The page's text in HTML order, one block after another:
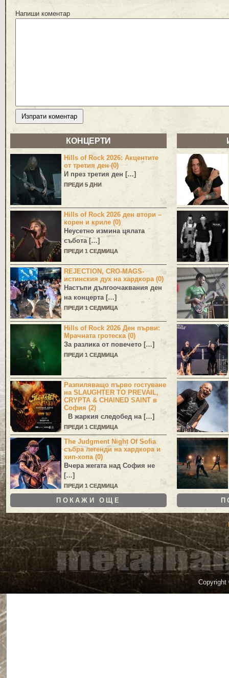
Напиши коментар
КОНЦЕРТИ
Hills of Rock 2026: Акцентите
от третия ден (0)
И през третия ден […]
ПРЕДИ 5 ДНИ
Hills of Rock 2026 ден втори –
корен и криле (0)
Неусетно измина цялата
събота […]
ПРЕДИ 1 СЕДМИЦА
REJECTION, CRO-MAGS-
истинския дух на хардкора (0)
Настъпи дългоочаквания ден
на концерта […]
ПРЕДИ 1 СЕДМИЦА
Hills of Rock 2026 Ден първи:
Мрачната гротеска (0)
За разлика от повечето […]
ПРЕДИ 1 СЕДМИЦА
Разпиляващо първо гостуване
на SLAUGHTER TO PREVAIL,
CRYPTA & CHAINED SAINT в
София (2)
В жаркия следобед на […]
ПРЕДИ 1 СЕДМИЦА
The Judgment Night Of Sofia
събра легенди на хардкора и
хип-хопа (0)
Вчера жегата над София не
[…]
ПРЕДИ 1 СЕДМИЦА
ПОКАЖИ ОЩЕ